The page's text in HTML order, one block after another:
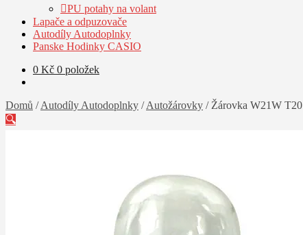
PU potahy na volant
Lapače a odpuzovače
Autodíly Autodoplnky
Panske Hodinky CASIO
0 Kč 0 položek
Domů /Autodíly Autodoplnky /Autožárovky / Žárovka W21W T20
🔍